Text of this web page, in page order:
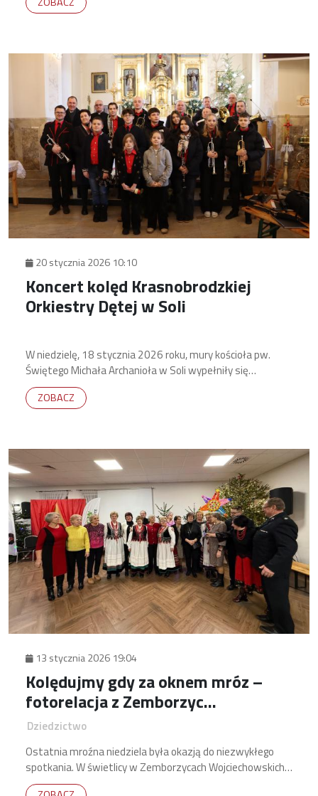
20 stycznia 2026 10:10
Koncert kolęd Krasnobrodzkiej
Orkiestry Dętej w Soli
W niedzielę, 18 stycznia 2026 roku, mury kościoła pw.
Świętego Michała Archanioła w Soli wypełniły się
podniosłym brzmieniem instrumentów dętych.
ZOBACZ
13 stycznia 2026 19:04
Kolędujmy gdy za oknem mróz –
fotorelacja z Zemborzyc
Wojciechowskich
Dziedzictwo
Ostatnia mroźna niedziela była okazją do niezwykłego
spotkania. W świetlicy w Zemborzycach Wojciechowskich
miejscowe Koło Gospodyń Wiejskich wraz Ochotniczą